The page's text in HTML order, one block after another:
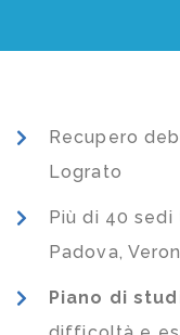
Recupero
Lograto
Più di 40 sedi
Padova,
Piano di